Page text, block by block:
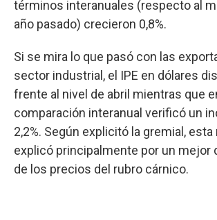
términos interanuales (respecto al
año pasado) crecieron 0,8%.
Si se mira lo que pasó con las
sector industrial, el IPE en dólares
frente al nivel de abril mientras que
comparación interanual verificó un
2,2%. Según explicitó la gremial,
explicó principalmente por un mejor
de los precios del rubro cárnico.